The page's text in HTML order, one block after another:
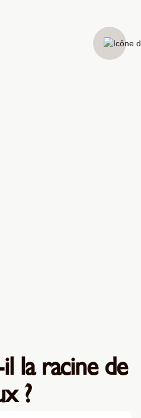
la racine de
?